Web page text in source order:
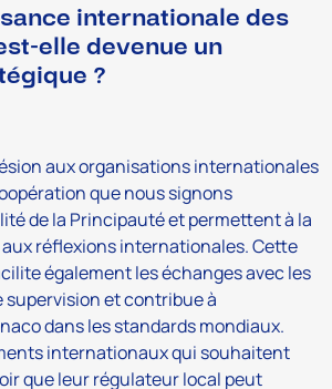
internationale des
elle devenue un
?
aux organisations internationales
que nous signons
de la Principauté et permettent à la
aux réflexions internationales. Cette
également les échanges avec les
et contribue à
dans les standards mondiaux.
internationaux qui souhaitent
que leur régulateur local peut